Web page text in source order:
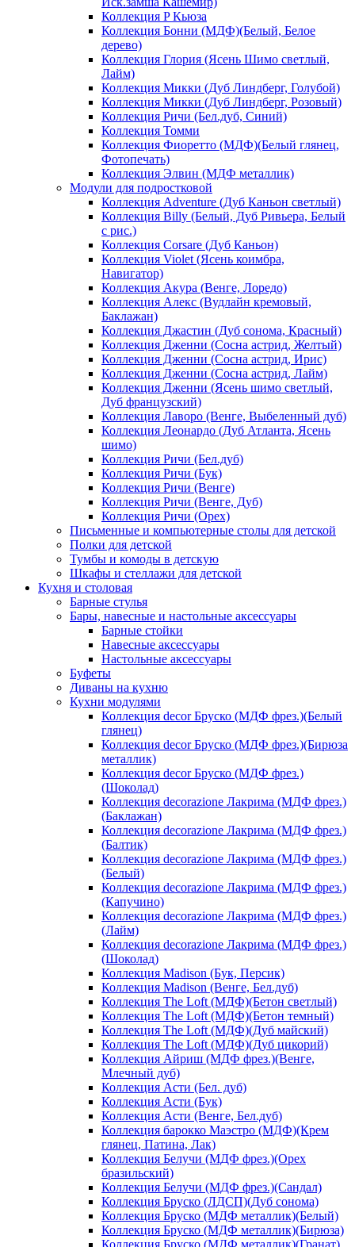
Коллекция P Кьюза
Коллекция Бонни (МДФ)(Белый, Белое
дерево)
Коллекция Глория (Ясень Шимо светлый,
Лайм)
Коллекция Микки (Дуб Линдберг, Голубой)
Коллекция Микки (Дуб Линдберг, Розовый)
Коллекция Ричи (Бел.дуб, Синий)
Коллекция Томми
Коллекция Фиоретто (МДФ)(Белый глянец,
Фотопечать)
Коллекция Элвин (МДФ металлик)
Модули для подростковой
Коллекция Adventure (Дуб Каньон светлый)
Коллекция Billy (Белый, Дуб Ривьера, Белый
с рис.)
Коллекция Corsare (Дуб Каньон)
Коллекция Violet (Ясень коимбра,
Навигатор)
Коллекция Акура (Венге, Лоредо)
Коллекция Алекс (Вудлайн кремовый,
Баклажан)
Коллекция Джастин (Дуб сонома, Красный)
Коллекция Дженни (Cосна астрид, Желтый)
Коллекция Дженни (Cосна астрид, Ирис)
Коллекция Дженни (Cосна астрид, Лайм)
Коллекция Дженни (Ясень шимо светлый,
Дуб французский)
Коллекция Лаворо (Венге, Выбеленный дуб)
Коллекция Леонардо (Дуб Атланта, Ясень
шимо)
Коллекция Ричи (Бел.дуб)
Коллекция Ричи (Бук)
Коллекция Ричи (Венге)
Коллекция Ричи (Венге, Дуб)
Коллекция Ричи (Орех)
Письменные и компьютерные столы для детской
Полки для детской
Тумбы и комоды в детскую
Шкафы и стеллажи для детской
Кухня и столовая
Барные стулья
Бары, навесные и настольные аксессуары
Барные стойки
Навесные аксессуары
Настольные аксессуары
Буфеты
Диваны на кухню
Кухни модулями
Коллекция decor Бруско (МДФ фрез.)(Белый
глянец)
Коллекция decor Бруско (МДФ фрез.)(Бирюза
металлик)
Коллекция decor Бруско (МДФ фрез.)
(Шоколад)
Коллекция decorazione Лакрима (МДФ фрез.)
(Баклажан)
Коллекция decorazione Лакрима (МДФ фрез.)
(Балтик)
Коллекция decorazione Лакрима (МДФ фрез.)
(Белый)
Коллекция decorazione Лакрима (МДФ фрез.)
(Капучино)
Коллекция decorazione Лакрима (МДФ фрез.)
(Лайм)
Коллекция decorazione Лакрима (МДФ фрез.)
(Шоколад)
Коллекция Madison (Бук, Персик)
Коллекция Madison (Венге, Бел.дуб)
Коллекция The Loft (МДФ)(Бетон светлый)
Коллекция The Loft (МДФ)(Бетон темный)
Коллекция The Loft (МДФ)(Дуб майский)
Коллекция The Loft (МДФ)(Дуб цикорий)
Коллекция Айриш (МДФ фрез.)(Венге,
Млечный дуб)
Коллекция Асти (Бел. дуб)
Коллекция Асти (Бук)
Коллекция Асти (Венге, Бел.дуб)
Коллекция барокко Маэстро (МДФ)(Крем
глянец, Патина, Лак)
Коллекция Белучи (МДФ фрез.)(Орех
бразильский)
Коллекция Белучи (МДФ фрез.)(Сандал)
Коллекция Бруско (ЛДСП)(Дуб сонома)
Коллекция Бруско (МДФ металлик)(Белый)
Коллекция Бруско (МДФ металлик)(Бирюза)
Коллекция Бруско (МДФ металлик)(Гранат)